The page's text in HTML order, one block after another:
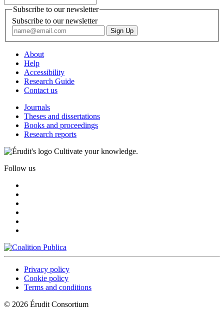
Subscribe to our newsletter
Subscribe to our newsletter
About
Help
Accessibility
Research Guide
Contact us
Journals
Theses and dissertations
Books and proceedings
Research reports
Cultivate your knowledge.
Follow us
Privacy policy
Cookie policy
Terms and conditions
© 2026 Érudit Consortium